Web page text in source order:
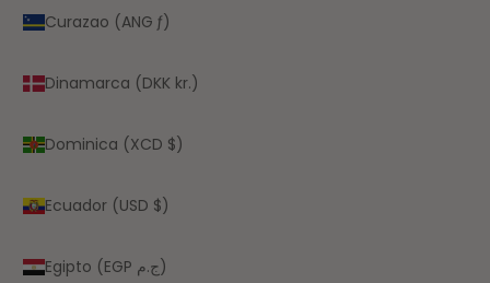
Curazao (ANG ƒ)
Dinamarca (DKK kr.)
Dominica (XCD $)
Ecuador (USD $)
Egipto (EGP ج.م)